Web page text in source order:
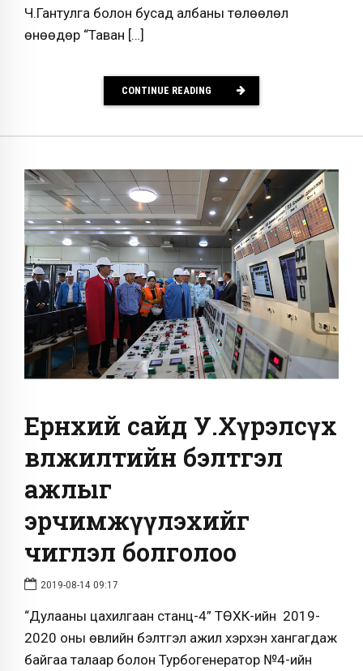
Ч.Гантулга болон бусад албаны төлөөлөл
өнөөдөр “Таван […]
CONTINUE READING
Ерөнхий сайд У.Хүрэлсүх
өвөлжилтийн бэлтгэл
ажлыг
эрчимжүүлэхийг
чиглэл болголоо
2019-08-14 09:17
“Дулааны цахилгаан станц-4” ТӨХК-ийн 2019-
2020 оны өвлийн бэлтгэл ажил хэрхэн хангагдаж
байгаа талаар болон Турбогенератор №4-ийн